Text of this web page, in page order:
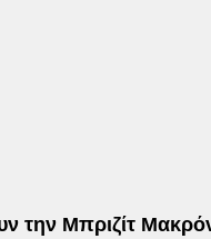
την Μπριζίτ